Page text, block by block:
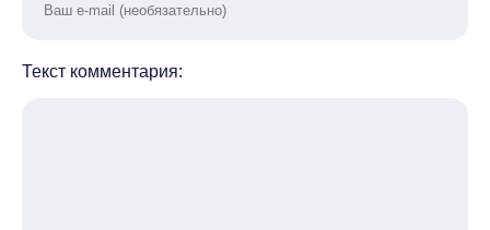
Текст комментария: